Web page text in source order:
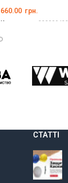
660.00 грн.
Код товару: 000009432
СТАТТІ